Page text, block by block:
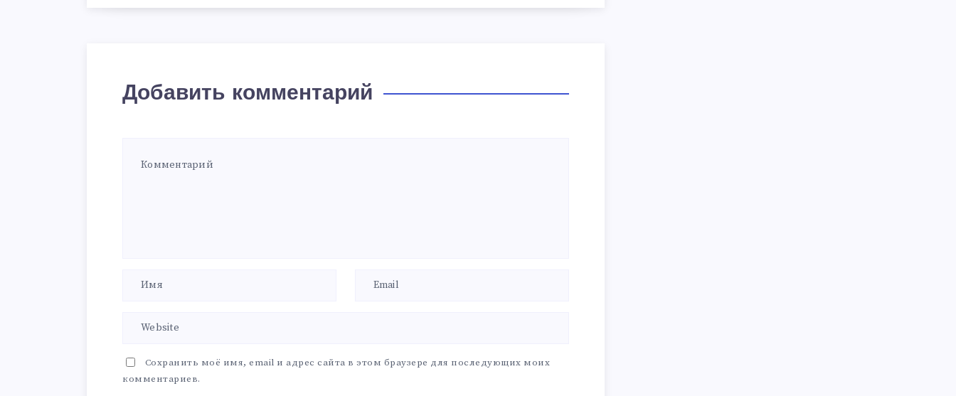
Добавить комментарий
Сохранить моё имя, email и адрес сайта в этом браузере для последующих моих
комментариев.